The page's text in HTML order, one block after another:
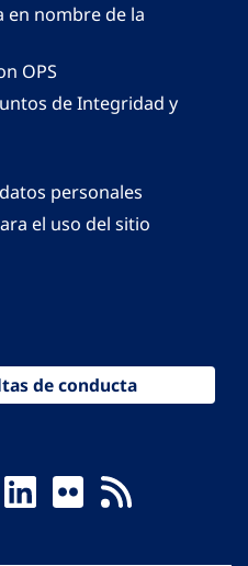
en nombre de la
OPS
de Integridad y
personales
el uso del sitio
de conducta